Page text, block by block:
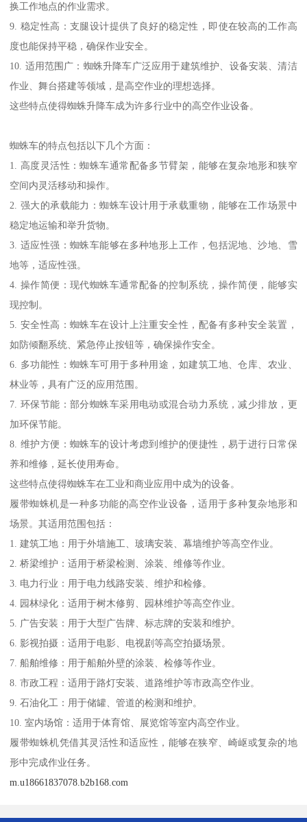
换工作地点的作业需求。
9. 稳定性高：支腿设计提供了良好的稳定性，即使在较高的工作高
度也能保持平稳，确保作业安全。
10. 适用范围广：蜘蛛升降车广泛应用于建筑维护、设备安装、清洁
作业、舞台搭建等领域，是高空作业的理想选择。
这些特点使得蜘蛛升降车成为许多行业中的高空作业设备。
蜘蛛车的特点包括以下几个方面：
1. 高度灵活性：蜘蛛车通常配备多节臂架，能够在复杂地形和狭窄
空间内灵活移动和操作。
2. 强大的承载能力：蜘蛛车设计用于承载重物，能够在工作场景中
稳定地运输和举升货物。
3. 适应性强：蜘蛛车能够在多种地形上工作，包括泥地、沙地、雪
地等，适应性强。
4. 操作简便：现代蜘蛛车通常配备的控制系统，操作简便，能够实
现控制。
5. 安全性高：蜘蛛车在设计上注重安全性，配备有多种安全装置，
如防倾翻系统、紧急停止按钮等，确保操作安全。
6. 多功能性：蜘蛛车可用于多种用途，如建筑工地、仓库、农业、
林业等，具有广泛的应用范围。
7. 环保节能：部分蜘蛛车采用电动或混合动力系统，减少排放，更
加环保节能。
8. 维护方便：蜘蛛车的设计考虑到维护的便捷性，易于进行日常保
养和维修，延长使用寿命。
这些特点使得蜘蛛车在工业和商业应用中成为的设备。
履带蜘蛛机是一种多功能的高空作业设备，适用于多种复杂地形和
场景。其适用范围包括：
1. 建筑工地：用于外墙施工、玻璃安装、幕墙维护等高空作业。
2. 桥梁维护：适用于桥梁检测、涂装、维修等作业。
3. 电力行业：用于电力线路安装、维护和检修。
4. 园林绿化：适用于树木修剪、园林维护等高空作业。
5. 广告安装：用于大型广告牌、标志牌的安装和维护。
6. 影视拍摄：适用于电影、电视剧等高空拍摄场景。
7. 船舶维修：用于船舶外壁的涂装、检修等作业。
8. 市政工程：适用于路灯安装、道路维护等市政高空作业。
9. 石油化工：用于储罐、管道的检测和维护。
10. 室内场馆：适用于体育馆、展览馆等室内高空作业。
履带蜘蛛机凭借其灵活性和适应性，能够在狭窄、崎岖或复杂的地
形中完成作业任务。
m.u18661837078.b2b168.com